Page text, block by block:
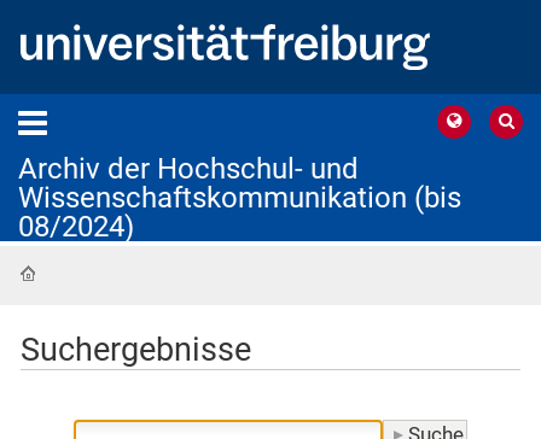
Archiv der Hochschul- und
Wissenschaftskommunikation (bis
08/2024)
Suchergebnisse